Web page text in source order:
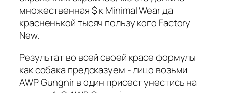
множественная $ к Minimal Wear да
красненькой тысяч пользу кого Factory
New.
Результат во всей своей красе формулы
как собака предсказуем - лицо возьми
AWP Gungnir в один присест унестись на